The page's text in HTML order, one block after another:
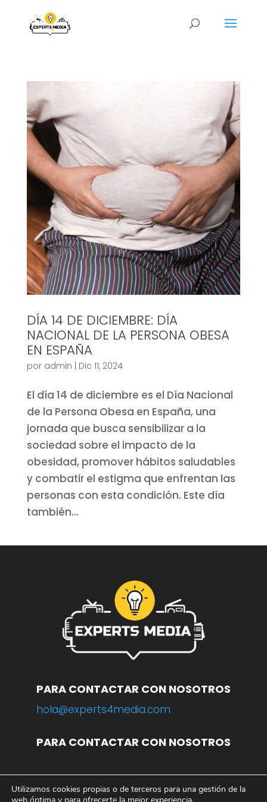
DÍA 14 DE DICIEMBRE: DÍA
NACIONAL DE LA PERSONA OBESA
EN ESPAÑA
por admin Dic 11, 2024
El día 14 de diciembre es el Día Nacional
de la Persona Obesa en España, una
jornada que busca sensibilizar a la
sociedad sobre el impacto de la
obesidad, promover hábitos saludables
y combatir el estigma que enfrentan las
personas con esta condición. Este día
también...
PARA CONTACTAR CON NOSOTROS
hola@experts4media.com
PARA CONTACTAR CON NOSOTROS
© 2023 WEBwww.experts4media.com
Utilizamos cookies propias o de terceros para una gestión de la